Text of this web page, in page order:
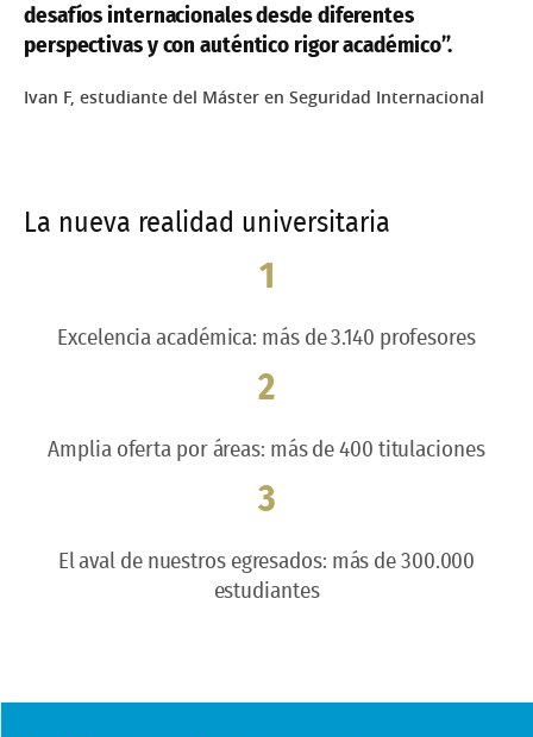
desafíos internacionales desde diferentes
perspectivas y con auténtico rigor académico”.
Ivan F, estudiante del Máster en Seguridad Internacional
La nueva realidad universitaria
1
Excelencia académica: más de 3.140 profesores
2
Amplia oferta por áreas: más de 400 titulaciones
3
El aval de nuestros egresados: más de 300.000
estudiantes